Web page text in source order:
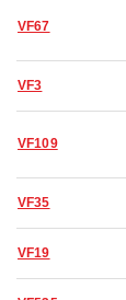
VF67
VF3
VF109
VF35
VF19